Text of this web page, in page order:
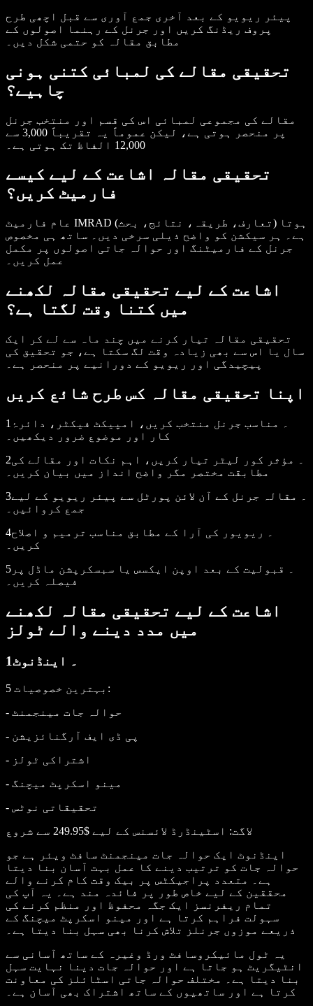
پیئر ریویو کے بعد آخری جمع آوری سے قبل اچھی طرح
پروف ریڈنگ کریں اور جرنل کے رہنما اصولوں کے
مطابق مقالہ کو حتمی شکل دیں۔
تحقیقی مقالے کی لمبائی کتنی ہونی
چاہیے؟
مقالے کی مجموعی لمبائی اس کی قسم اور منتخب جرنل
پر منحصر ہوتی ہے، لیکن عموماً یہ تقریباً 3,000 سے
12,000 الفاظ تک ہوتی ہے۔
تحقیقی مقالہ اشاعت کے لیے کیسے
فارمیٹ کریں؟
عام فارمیٹ IMRAD (تعارف، طریقہ، نتائج، بحث) ہوتا
ہے۔ ہر سیکشن کو واضح ذیلی سرخی دیں۔ ساتھ ہی مخصوص
جرنل کے فارمیٹنگ اور حوالہ جاتی اصولوں پر مکمل
عمل کریں۔
اشاعت کے لیے تحقیقی مقالہ لکھنے
میں کتنا وقت لگتا ہے؟
تحقیقی مقالہ تیار کرنے میں چند ماہ سے لے کر ایک
سال یا اس سے بھی زیادہ وقت لگ سکتا ہے، جو تحقیق کی
پیچیدگی اور ریویو کے دورانیے پر منحصر ہے۔
اپنا تحقیقی مقالہ کس طرح شائع کریں
1۔ مناسب جرنل منتخب کریں، امپیکٹ فیکٹر، دائرۂ
کار اور موضوع ضرور دیکھیں۔
2۔ مؤثر کور لیٹر تیار کریں، اہم نکات اور مقالے کی
مطابقت مختصر مگر واضح انداز میں بیان کریں۔
3۔ مقالہ جرنل کے آن لائن پورٹل سے پیئر ریویو کے لیے
جمع کروائیں۔
4۔ ریویور کی آرا کے مطابق مناسب ترمیم و اصلاح
کریں۔
5۔ قبولیت کے بعد اوپن ایکسس یا سبسکرپشن ماڈل پر
فیصلہ کریں۔
اشاعت کے لیے تحقیقی مقالہ لکھنے
میں مدد دینے والے ٹولز
1۔ اینڈنوٹ
5 بہترین خصوصیات :
- حوالہ جات مینجمنٹ
- پی ڈی ایف آرگنائزیشن
- اشتراکی ٹولز
- مینو اسکرپٹ میچنگ
- تحقیقاتی نوٹس
لاگت: اسٹینڈرڈ لائسنس کے لیے $249.95 سے شروع
اینڈنوٹ ایک حوالہ جات مینجمنٹ سافٹ ویئر ہے جو
حوالہ جات کو ترتیب دینے کا عمل بہت آسان بنا دیتا
ہے۔ متعدد پراجیکٹس پر بیک وقت کام کرنے والے
محققین کے لیے خاص طور پر فائدہ مند ہے۔ یہ آپ کی
تمام ریفرنسز ایک جگہ محفوظ اور منظم کرنے کی
سہولت فراہم کرتا ہے اور مینو اسکرپٹ میچنگ کے
ذریعے موزوں جرنلز تلاش کرنا بھی سہل بنا دیتا ہے۔
یہ ٹول مائیکروسافٹ ورڈ وغیرہ کے ساتھ آسانی سے
انٹیگریٹ ہو جاتا ہے اور حوالہ جات دینا نہایت سہل
بنا دیتا ہے۔ مختلف حوالہ جاتی اسٹائلز کی معاونت
کرتا ہے اور ساتھیوں کے ساتھ اشتراک بھی آسان ہے۔